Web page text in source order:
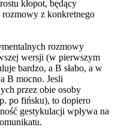
kłopot, będący
z konkretnego
ch rozmowy
wersji (w pierwszym
bardzo, a B słabo, a w
B mocno. Jesli
przez obie osoby
po fińsku), to dopiero
gestykulacji wpływa na